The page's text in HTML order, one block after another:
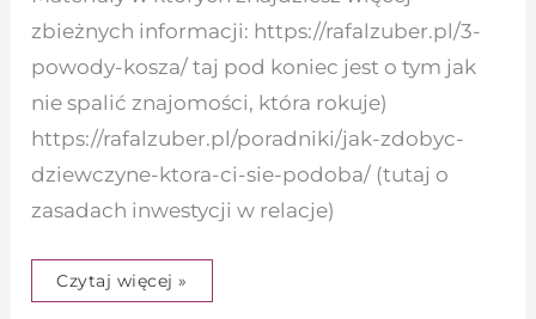
zbieżnych informacji: https://rafalzuber.pl/3-
powody-kosza/ taj pod koniec jest o tym jak
nie spalić znajomości, która rokuje)
https://rafalzuber.pl/poradniki/jak-zdobyc-
dziewczyne-ktora-ci-sie-podoba/ (tutaj o
zasadach inwestycji w relacje)
Czytaj więcej »